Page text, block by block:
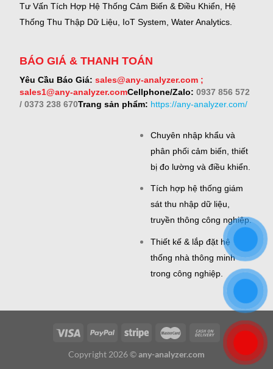
Tư Vấn Tích Hợp Hệ Thống Cảm Biến & Điều Khiển, Hệ
Thống Thu Thập Dữ Liệu, IoT System, Water Analytics.
BÁO GIÁ & THANH TOÁN
Yêu Cầu Báo Giá: sales@any-analyzer.com ;
sales1@any-analyzer.comCellphone/Zalo: 0937 856 572
/ 0373 238 670Trang sản phẩm: https://any-analyzer.com/
Chuyên nhập khẩu và
phân phối cảm biến, thiết
bị đo lường và điều khiển.
Tích hợp hệ thống giám
sát thu nhập dữ liệu,
truyền thông công nghiệp.
Thiết kế & lắp đặt hệ
thống nhà thông minh
trong công nghiệp.
Copyright 2026 ©any-analyzer.com